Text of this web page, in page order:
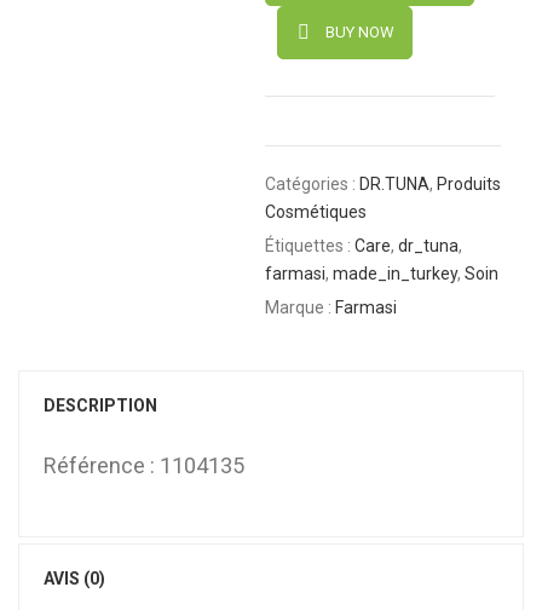
BUY NOW
Catégories : DR.TUNA, Produits
Cosmétiques
Étiquettes : Care, dr_tuna,
farmasi, made_in_turkey, Soin
Marque : Farmasi
DESCRIPTION
Référence : 1104135
AVIS (0)